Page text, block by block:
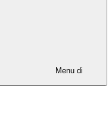
Menu di